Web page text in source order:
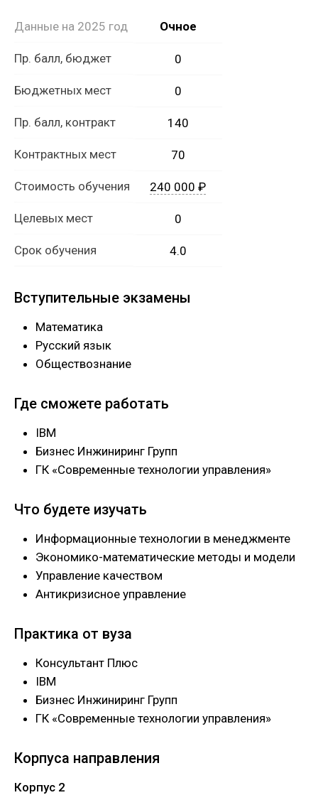
Данные на 2025 год Очное
Пр. балл, бюджет 0
Бюджетных мест 0
Пр. балл, контракт 140
Контрактных мест 70
Стоимость обучения 240 000 ₽
Целевых мест 0
Срок обучения 4.0
Вступительные экзамены
Математика
Русский язык
Обществознание
Где сможете работать
IBM
Бизнес Инжиниринг Групп
ГК «Современные технологии управления»
Что будете изучать
Информационные технологии в менеджменте
Экономико-математические методы и модели
Управление качеством
Антикризисное управление
Практика от вуза
Консультант Плюс
IBM
Бизнес Инжиниринг Групп
ГК «Современные технологии управления»
Корпуса направления
Корпус 2